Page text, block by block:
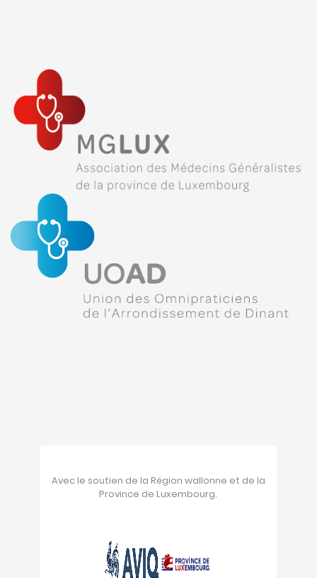
Avec le soutien de la Région wallonne et de la
Province de Luxembourg.